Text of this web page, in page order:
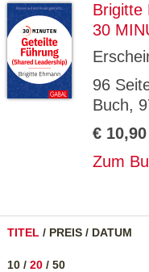
Brigitte
30
96
Buch,
€
Zum
TITEL / PREIS / DATUM
10 / 20 / 50